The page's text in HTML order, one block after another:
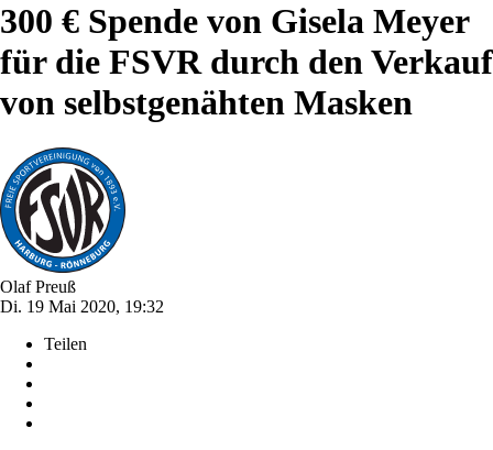
300 € Spende von Gisela Meyer
für die FSVR durch den Verkauf
von selbstgenähten Masken
Olaf Preuß
Di. 19 Mai 2020, 19:32
Teilen